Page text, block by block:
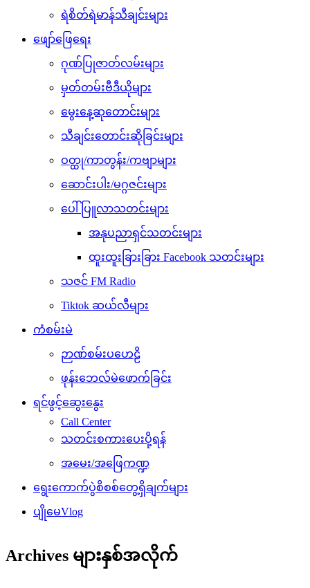
ရဲစိတ်ရဲမာန်သီချင်းများ
ဖျော်ဖြေရေး
ဂုဏ်ပြုဇာတ်လမ်းများ
မှတ်တမ်းဗီဒီယိုများ
မွေးနေ့ဆုတောင်းများ
သီချင်းတောင်းဆိုခြင်းများ
ဝတ္ထု/ကာတွန်း/ကဗျာများ
ဆောင်းပါး/မဂ္ဂဇင်းများ
ပေါ်ပြူလာသတင်းများ
အနုပညာရှင်သတင်းများ
ထူးထူးခြားခြား Facebook သတင်းများ
သဇင် FM Radio
Tiktok ဆယ်လီများ
ကံစမ်းမဲ
ဉာဏ်စမ်းပဟေဠိ
ဖုန်းဘေလ်မဲဖောက်ခြင်း
ရင်ဖွင့်ဆွေးနွေး
Call Center
သတင်းစကားပေးပို့ရန်
အမေး/အဖြေကဏ္ဍ
ရွေးကောက်ပွဲစိစစ်တွေ့ရှိချက်များ
ပျိုမေVlog
Archives များနှစ်အလိုက်